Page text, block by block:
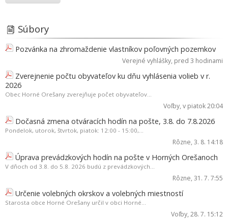
Súbory
Pozvánka na zhromaždenie vlastníkov poľovných pozemkov
Verejné vyhlášky, pred 3 hodinami
Zverejnenie počtu obyvateľov ku dňu vyhlásenia volieb v r.
2026
Obec Horné Orešany zverejňuje počet obyvateľov...
Voľby, v piatok 20:04
Dočasná zmena otváracích hodín na pošte, 3.8. do 7.8.2026
Pondelok, utorok, štvrtok, piatok: 12:00 - 15:00,...
Rôzne, 3. 8. 14:18
Úprava prevádzkových hodín na pošte v Horných Orešanoch
V dňoch od 3.8. do 5.8. 2026 budú z prevádzkových...
Rôzne, 31. 7. 7:55
Určenie volebných okrskov a volebných miestností
Starosta obce Horné Orešany určil v obci Horné...
Voľby, 28. 7. 15:12